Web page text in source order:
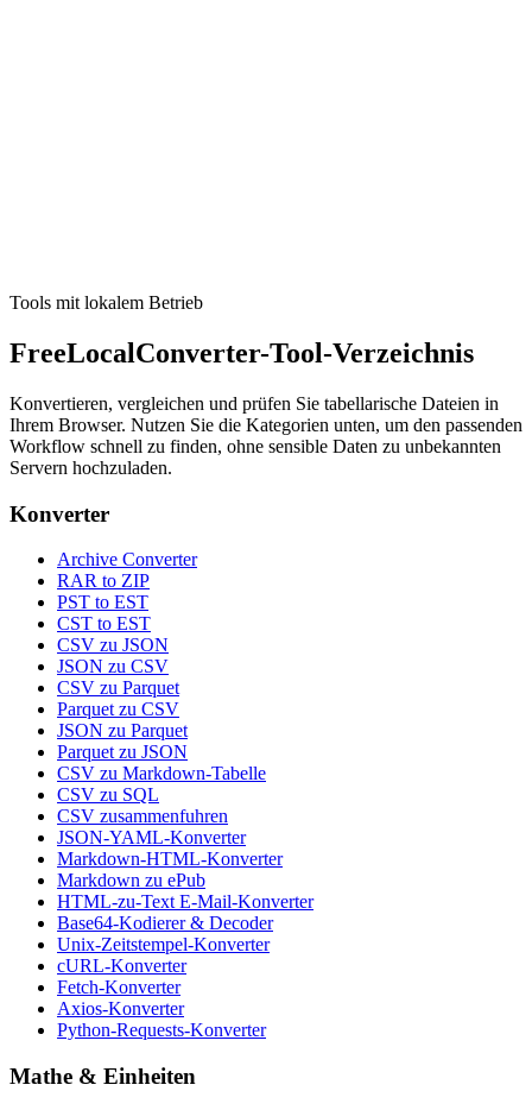
Tools mit lokalem Betrieb
FreeLocalConverter-Tool-Verzeichnis
Konvertieren, vergleichen und prüfen Sie tabellarische Dateien in
Ihrem Browser. Nutzen Sie die Kategorien unten, um den passenden
Workflow schnell zu finden, ohne sensible Daten zu unbekannten
Servern hochzuladen.
Konverter
Archive Converter
RAR to ZIP
PST to EST
CST to EST
CSV zu JSON
JSON zu CSV
CSV zu Parquet
Parquet zu CSV
JSON zu Parquet
Parquet zu JSON
CSV zu Markdown-Tabelle
CSV zu SQL
CSV zusammenfuhren
JSON-YAML-Konverter
Markdown-HTML-Konverter
Markdown zu ePub
HTML-zu-Text E-Mail-Konverter
Base64-Kodierer & Decoder
Unix-Zeitstempel-Konverter
cURL-Konverter
Fetch-Konverter
Axios-Konverter
Python-Requests-Konverter
Mathe & Einheiten